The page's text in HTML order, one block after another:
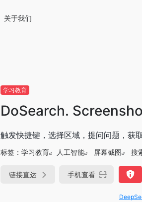
关于我们
学习教育
DoSearch.
触发快捷键，选择区域，提问问题，
标签： 学习教育 人工智能 屏幕截图 搜
链接直达 手机查看
DeepSeek-R1、